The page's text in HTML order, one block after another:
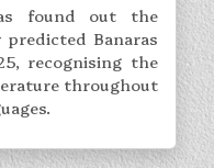
found out the
Banaras
recognising the
throughout